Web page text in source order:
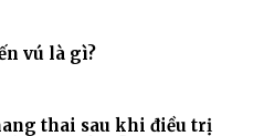
vú là gì?
thai sau khi điều trị